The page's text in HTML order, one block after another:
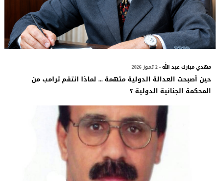
مهدي مبارك عبد الله- 2 تموز 2026
حين أصبحت العدالة الدولية متهمة ... لماذا انتقم ترامب من
المحكمة الجنائية الدولية ؟